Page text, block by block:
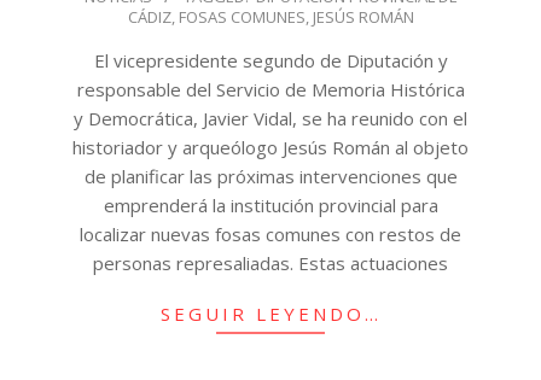
CÁDIZ, FOSAS COMUNES, JESÚS ROMÁN
El vicepresidente segundo de Diputación y
responsable del Servicio de Memoria Histórica
y Democrática, Javier Vidal, se ha reunido con el
historiador y arqueólogo Jesús Román al objeto
de planificar las próximas intervenciones que
emprenderá la institución provincial para
localizar nuevas fosas comunes con restos de
personas represaliadas. Estas actuaciones
SEGUIR LEYENDO…